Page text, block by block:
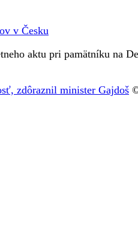
v Česku
aktu pri pamätníku na
zdôraznil minister Gajdoš